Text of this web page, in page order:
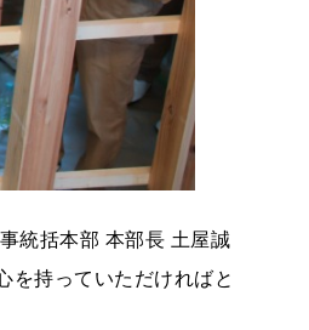
統括本部 本部長 土屋誠
を持っていただければと